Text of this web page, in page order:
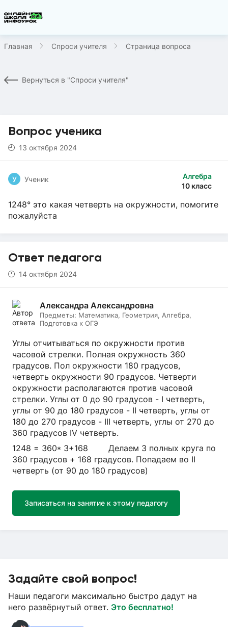
Главная Спроси учителя Страница вопроса
Вернуться в "Спроси учителя"
Вопрос ученика
13 октября 2024
Алгебра
10 класс
У Ученик
1248° это какая четверть на окружности, помогите
пожалуйста
Ответ педагога
14 октября 2024
Александра Александровна
Предметы: Математика, Геометрия, Алгебра,
Подготовка к ОГЭ
Углы отчитываться по окружности против
часовой стрелки. Полная окружность 360
градусов. Пол окружности 180 градусов,
четверть окружности 90 градусов. Четверти
окружности располагаются против часовой
стрелки. Углы от 0 до 90 градусов - I четверть,
углы от 90 до 180 градусов - II четверть, углы от
180 до 270 градусов - III четверть, углы от 270 до
360 градусов IV четверть.
1248 = 360* 3+168 Делаем 3 полных круга по
360 градусов + 168 градусов. Попадаем во II
четверть (от 90 до 180 градусов)
Записаться на занятие к этому педагогу
Задайте свой вопрос!
Наши педагоги максимально быстро дадут на
него развёрнутый ответ. Это бесплатно!